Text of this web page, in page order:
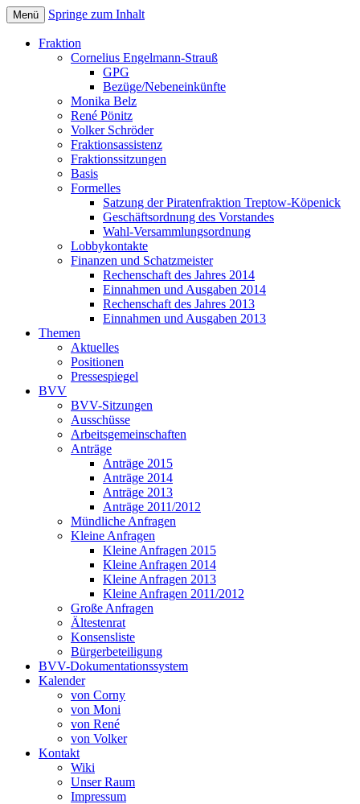
Piratenfraktion
Treptow-Köpenick
Menü Springe zum Inhalt
Fraktion
Cornelius Engelmann-Strauß
GPG
Bezüge/Nebeneinkünfte
Monika Belz
René Pönitz
Volker Schröder
Fraktionsassistenz
Fraktionssitzungen
Basis
Formelles
Satzung der Piratenfraktion Treptow-Köpenick
Geschäftsordnung des Vorstandes
Wahl-Versammlungsordnung
Lobbykontakte
Finanzen und Schatzmeister
Rechenschaft des Jahres 2014
Einnahmen und Ausgaben 2014
Rechenschaft des Jahres 2013
Einnahmen und Ausgaben 2013
Themen
Aktuelles
Positionen
Pressespiegel
BVV
BVV-Sitzungen
Ausschüsse
Arbeitsgemeinschaften
Anträge
Anträge 2015
Anträge 2014
Anträge 2013
Anträge 2011/2012
Mündliche Anfragen
Kleine Anfragen
Kleine Anfragen 2015
Kleine Anfragen 2014
Kleine Anfragen 2013
Kleine Anfragen 2011/2012
Große Anfragen
Ältestenrat
Konsensliste
Bürgerbeteiligung
BVV-Dokumentationssystem
Kalender
von Corny
von Moni
von René
von Volker
Kontakt
Wiki
Unser Raum
Impressum